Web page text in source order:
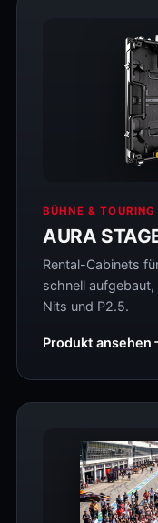
BÜHNE & TOURING
AURA
Rental-Cabinets
schnell
Nits und P2.5.
Produkt ansehen